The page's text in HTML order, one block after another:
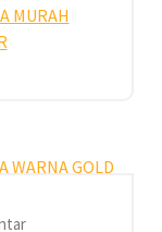
MURAH